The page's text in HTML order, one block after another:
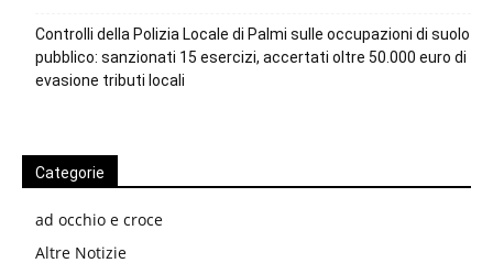
Controlli della Polizia Locale di Palmi sulle occupazioni di suolo
pubblico: sanzionati 15 esercizi, accertati oltre 50.000 euro di
evasione tributi locali
Categorie
ad occhio e croce
Altre Notizie